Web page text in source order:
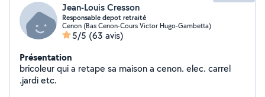
Jean-Louis Cresson
Responsable depot retraité
Cenon (Bas Cenon-Cours Victor Hugo-Gambetta)
5/5 (63 avis)
Présentation
bricoleur qui a retape sa maison a cenon. elec. carrel
.jardi etc.